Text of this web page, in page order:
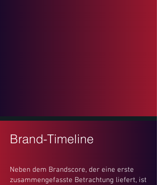
Brand-Timeline
Neben dem Brandscore, der eine erste
zusammengefasste Betrachtung liefert, ist